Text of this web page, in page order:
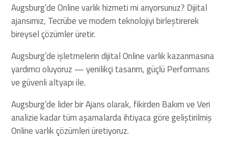
Augsburg’de Online varlık hizmeti mi arıyorsunuz? Dijital
ajansımız, Tecrübe ve modern teknolojiyi birleştirerek
bireysel çözümler üretir.
Augsburg’de işletmelerin dijital Online varlık kazanmasına
yardımcı oluyoruz — yenilikçi tasarım, güçlü Performans
ve güvenli altyapı ile.
Augsburg’de lider bir Ajans olarak, fikirden Bakım ve Veri
analizie kadar tüm aşamalarda ihtiyaca göre geliştirilmiş
Online varlık çözümleri üretiyoruz.